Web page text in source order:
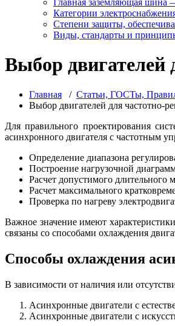
Главная заземляющая
Категории
Степени защиты,
Виды, стандарты и
Выбор двигателей
Главная / Статьи, ГОСТы,
Выбор двигателей для частотно-
Для правильного проектирования
асинхронного двигателя с частотным
Определение диапазона
Построение нагрузочной
Расчет допустимого длительного
Расчет максимального
Проверка по нагреву
Важное значение имеют
связаны со способами охлаждения
Способы охлаждения
В зависимости от наличия или
Асинхронные двигатели с
Асинхронные двигатели с